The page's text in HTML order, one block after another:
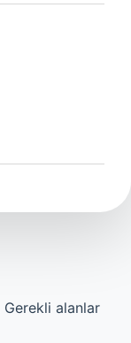
Gerekli alanlar